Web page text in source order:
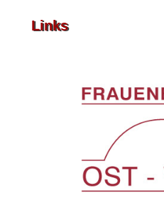
Links